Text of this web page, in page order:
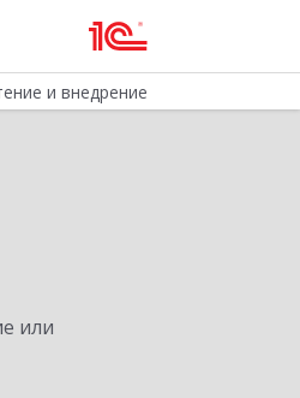
и внедрение
или